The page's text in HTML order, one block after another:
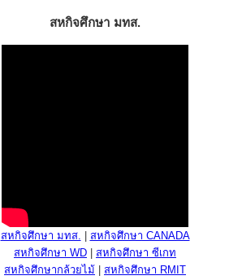
สหกิจศึกษา มทส.
สหกิจศึกษา มทส.
สหกิจศึกษา CANADA
สหกิจศึกษา WD
สหกิจศึกษา ซีเกท
สหกิจศึกษากล้วยไม้
สหกิจศึกษา RMIT